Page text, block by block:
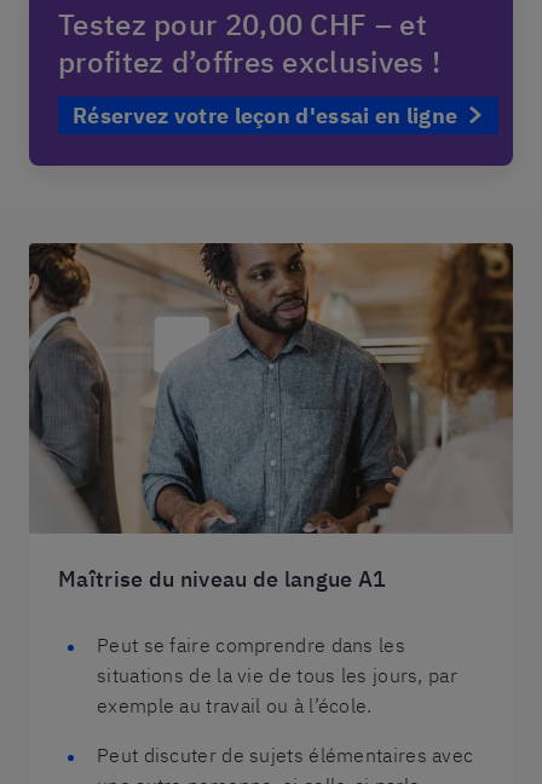
Testez pour 20,00 CHF – et
profitez d’offres exclusives !
Réservez votre leçon d'essai en ligne
Maîtrise du niveau de langue A1
Peut se faire comprendre dans les
situations de la vie de tous les jours, par
exemple au travail ou à l’école.
Peut discuter de sujets élémentaires avec